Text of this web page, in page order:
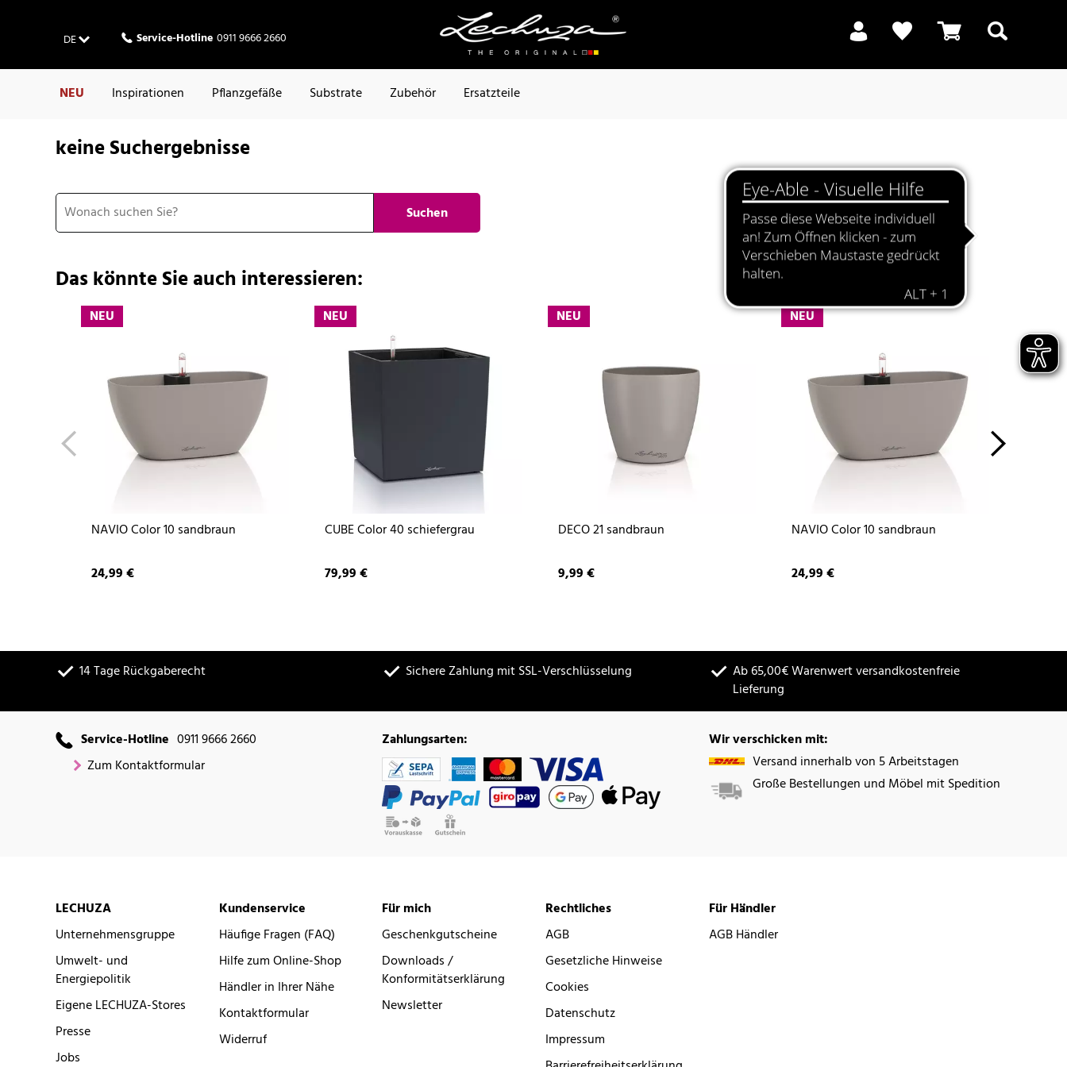
DE Service-Hotline 0911 9666 2660
NEU Inspirationen Pflanzgefäße Substrate Zubehör Ersatzteile
Suchen
keine Suchergebnisse
Suchen
Das könnte Sie auch interessieren:
NEU
NAVIO Color 10 sandbraun
24,99 €
NEU
CUBE Color 40 schiefergrau
79,99 €
NEU
DECO 21 sandbraun
9,99 €
NEU
NAVIO Color 10 sandbraun
24,99 €
14 Tage Rückgaberecht Sichere Zahlung mit SSL-Verschlüsselung
Ab 65,00€ Warenwert versandkostenfreie
Lieferung
Service-Hotline 0911 9666 2660
Zum Kontaktformular
Zahlungsarten:
Wir verschicken mit:
Versand innerhalb von 5 Arbeitstagen
Große Bestellungen und Möbel mit Spedition
LECHUZA
Unternehmensgruppe
Umwelt- und
Energiepolitik
Eigene LECHUZA-Stores
Presse
Jobs
Kundenservice
Häufige Fragen (FAQ)
Hilfe zum Online-Shop
Händler in Ihrer Nähe
Kontaktformular
Widerruf
Für mich
Geschenkgutscheine
Downloads /
Konformitätserklärung
Newsletter
Rechtliches
AGB
Gesetzliche Hinweise
Cookies
Datenschutz
Impressum
Für Händler
AGB Händler